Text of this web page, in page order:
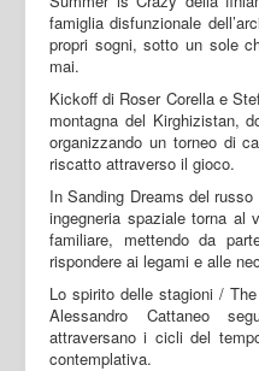
famiglia disfunzionale
propri sogni, sotto un sole
mai.
Kickoff di Roser Corella e
montagna del Kirghizistan,
organizzando un torneo di
riscatto attraverso il gioco.
In Sanding Dreams del
ingegneria spaziale torna al
familiare, mettendo da
rispondere ai legami e alle
Lo spirito delle stagioni /
Alessandro Cattaneo
attraversano i cicli del
contemplativa.